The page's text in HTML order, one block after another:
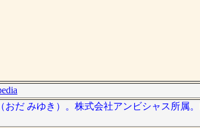
だ みゆき）。株式会社アンビシャス所属